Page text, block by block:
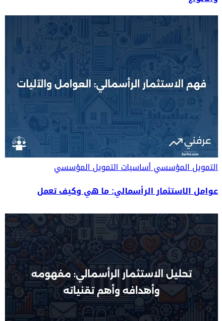
التمويل المؤسسيأساسيات التمويل المؤسسي
عوامل الاستثمار الرأسمالي: ما هي وكيف تعمل